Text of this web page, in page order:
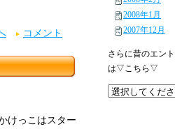
コメント
けっこはスター
2008年1月
2007年12月
さらに昔のエン
は▽こちら▽